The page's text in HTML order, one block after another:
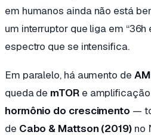
em humanos ainda não está
um interruptor que liga em “36h
espectro que se intensifica.
Em paralelo, há aumento de
queda de mTORe amplificação
hormônio do crescimento —
de Cabo & Mattson (2019)no